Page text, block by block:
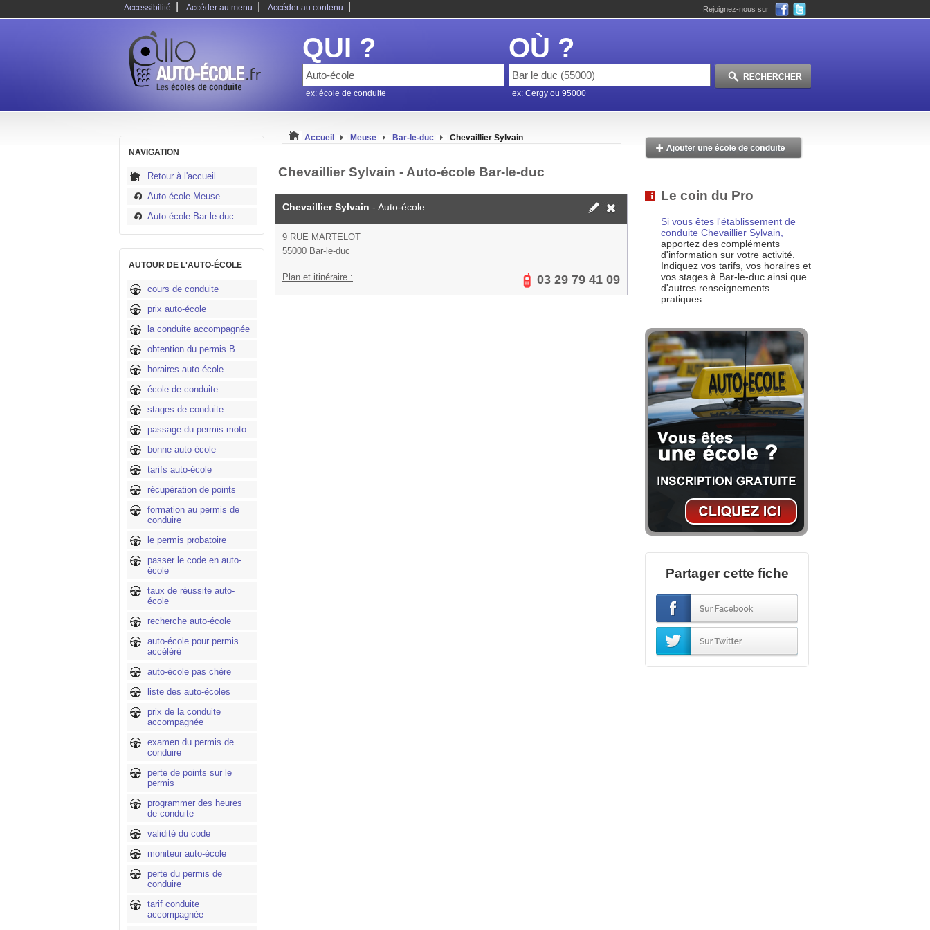
Accessibilité Accéder au menu Accéder au contenu Rejoignez-nous sur
QUI ?
ex: école de conduite
OÙ ?
ex: Cergy ou 95000
NAVIGATION
Retour à l'accueil
Auto-école Meuse
Auto-école Bar-le-duc
AUTOUR DE L'AUTO-ÉCOLE
cours de conduite
prix auto-école
la conduite accompagnée
obtention du permis B
horaires auto-école
école de conduite
stages de conduite
passage du permis moto
bonne auto-école
tarifs auto-école
récupération de points
formation au permis de
conduire
le permis probatoire
passer le code en auto-
école
taux de réussite auto-
école
recherche auto-école
auto-école pour permis
accéléré
auto-école pas chère
liste des auto-écoles
prix de la conduite
accompagnée
examen du permis de
conduire
perte de points sur le
permis
programmer des heures
de conduite
validité du code
moniteur auto-école
perte du permis de
conduire
tarif conduite
accompagnée
Accueil Meuse Bar-le-duc Chevaillier Sylvain
Chevaillier Sylvain - Auto-école Bar-le-duc
Chevaillier Sylvain - Auto-école
9 RUE MARTELOT
55000 Bar-le-duc
Plan et itinéraire : 03 29 79 41 09
Le coin du Pro
Si vous êtes l'établissement de
conduite Chevaillier Sylvain,
apportez des compléments
d'information sur votre activité.
Indiquez vos tarifs, vos horaires et
vos stages à Bar-le-duc ainsi que
d'autres renseignements
pratiques.
Partager cette fiche